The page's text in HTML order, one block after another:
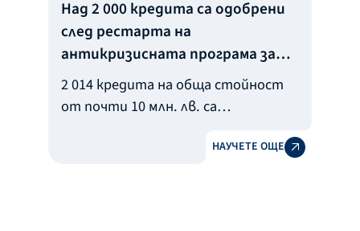
Над 2 000 кредита са одобрени
след рестарта на
антикризисната програма за
физически лица
2 014 кредита на обща стойност
от почти 10 млн. лв. са
физически лица, които ще бъдат
НАУЧЕТЕ ОЩЕ